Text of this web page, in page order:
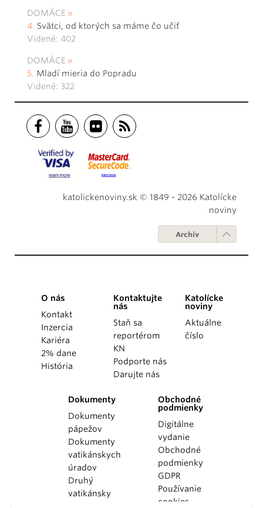
DOMÁCE
Svätci, od ktorých sa máme čo učiť
Videné: 402
DOMÁCE
Mladí mieria do Popradu
Videné: 322
katolickenoviny.sk © 1849 - 2026 Katolícke
noviny
Archív
O nás
Kontakt
Inzercia
Kariéra
2% dane
História
Kontaktujte
nás
Staň sa
reportérom
KN
Podporte nás
Darujte nás
Katolícke
noviny
Aktuálne
číslo
Dokumenty
Dokumenty
pápežov
Dokumenty
vatikánskych
úradov
Druhý
vatikánsky
Obchodné
podmienky
Digitálne
vydanie
Obchodné
podmienky
GDPR
Používanie
cookies